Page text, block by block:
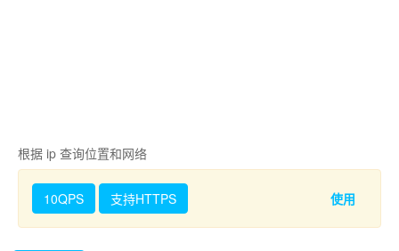
根据 ip 查询位置和网络
10QPS 支持HTTPS 使用